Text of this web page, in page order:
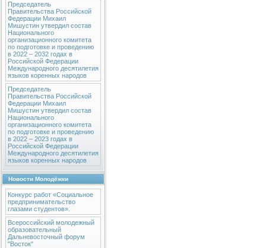
Председатель
Правительства Российской
Федерации Михаил
Мишустин утвердил состав
Национального
организационного комитета
по подготовке и проведению
в 2022 – 2032 годах в
Российской Федерации
Международного десятилетия
языков коренных народов
Председатель
Правительства Российской
Федерации Михаил
Мишустин утвердил состав
Национального
организационного комитета
по подготовке и проведению
в 2022 – 2023 годах в
Российской Федерации
Международного десятилетия
языков коренных народов
Новости Молодёжки
Конкурс работ «Социальное
предпринимательство
глазами студентов».
Всероссийский молодежный
образовательный
Дальневосточный форум
"Восток"